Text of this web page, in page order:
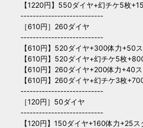
【1220円】550ダイヤ+幻チケ5
---------------------------
［610円］260ダイヤ
---------------------------
【610円】520ダイヤ+300体力+50
【610円】520ダイヤ+幻チケ5枚
【610円】260ダイヤ+200体力+40
【610円】260ダイヤ+幻チケ3枚
---------------------------
［120円］50ダイヤ
---------------------------
【120円】150ダイヤ+160体力+25